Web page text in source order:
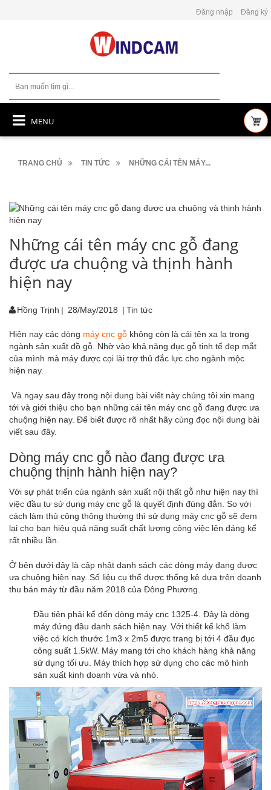
Đăng nhập Đăng ký
MENU
TRANG CHỦ TIN TỨC NHỮNG CÁI TÊN MÁY...
Những cái tên máy cnc gỗ đang
được ưa chuộng và thịnh hành
hiện nay
Hồng Trịnh | 28/May/2018 | Tin tức
Hiện nay các dòng máy cnc gỗ không còn là cái tên xa lạ trong
ngành sản xuất đồ gỗ. Nhờ vào khả năng đục gỗ tinh tế đẹp mắt
của mình mà máy được cọi lài trợ thủ đắc lực cho ngành mộc
hiện nay.
Và ngay sau đây trong nội dung bài viết này chúng tôi xin mang
tới và giới thiệu cho bạn những cái tên máy cnc gỗ đang được ưa
chuộng hiện nay. Để biết được rõ nhất hãy cùng đọc nội dung bài
viết sau đây.
Dòng máy cnc gỗ nào đang được ưa
chuộng thịnh hành hiện nay?
Với sự phát triển của ngành sản xuất nội thất gỗ như hiện nay thì
việc đầu tư sử dụng máy cnc gỗ là quyết định đúng đắn. So với
cách làm thủ công thông thường thì sử dụng máy cnc gỗ sẽ đem
lại cho bạn hiệu quả năng suất chất lượng công việc lên đáng kể
rất nhiều lần.
Ở bên dưới đây là cập nhật danh sách các dòng máy đang được
ưa chuộng hiện nay. Số liệu cụ thể được thống kê dựa trên doanh
thu bán máy từ đầu năm 2018 của Đông Phương.
Đầu tiên phải kể đến dòng máy cnc 1325-4. Đây là dòng
máy đứng đầu danh sách hiện nay. Với thiết kế khổ làm
việc có kích thước 1m3 x 2m5 được trang bị tới 4 đầu đục
công suất 1.5kW. Máy mang tới cho khách hàng khả năng
sử dụng tối ưu. Máy thích hợp sử dụng cho các mô hình
sản xuất kinh doanh vừa và nhỏ.